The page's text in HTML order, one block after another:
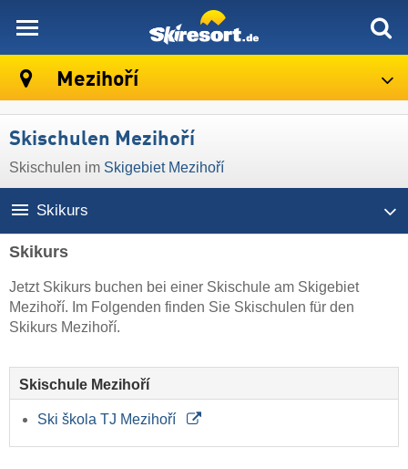
Mezihoří
Skischulen Mezihoří
Skischulen im Skigebiet Mezihoří
Skikurs
Skikurs
Jetzt Skikurs buchen bei einer Skischule am Skigebiet
Mezihoří. Im Folgenden finden Sie Skischulen für den
Skikurs Mezihoří.
Skischule Mezihoří
Ski škola TJ Mezihoří